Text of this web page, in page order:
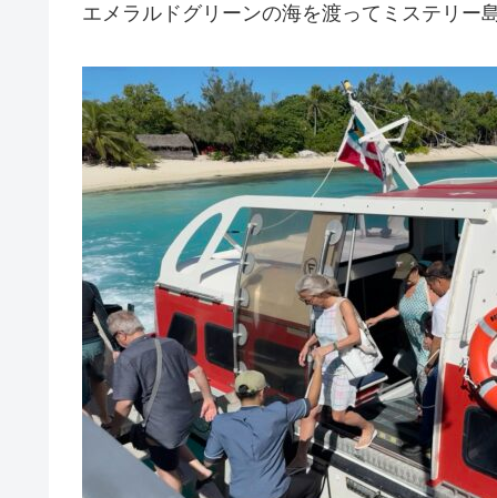
エメラルドグリーンの海を渡ってミステリー